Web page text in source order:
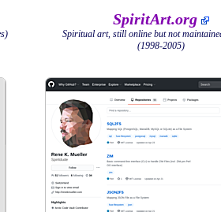
SpiritArt.org
Spiritual art, still online but not
(1998-2005)